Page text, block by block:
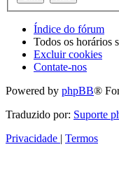
Índice do fórum
Todos os horários
Excluir cookies
Contate-nos
Powered by phpBB®
Traduzido por: Suporte
Privacidade | Termos